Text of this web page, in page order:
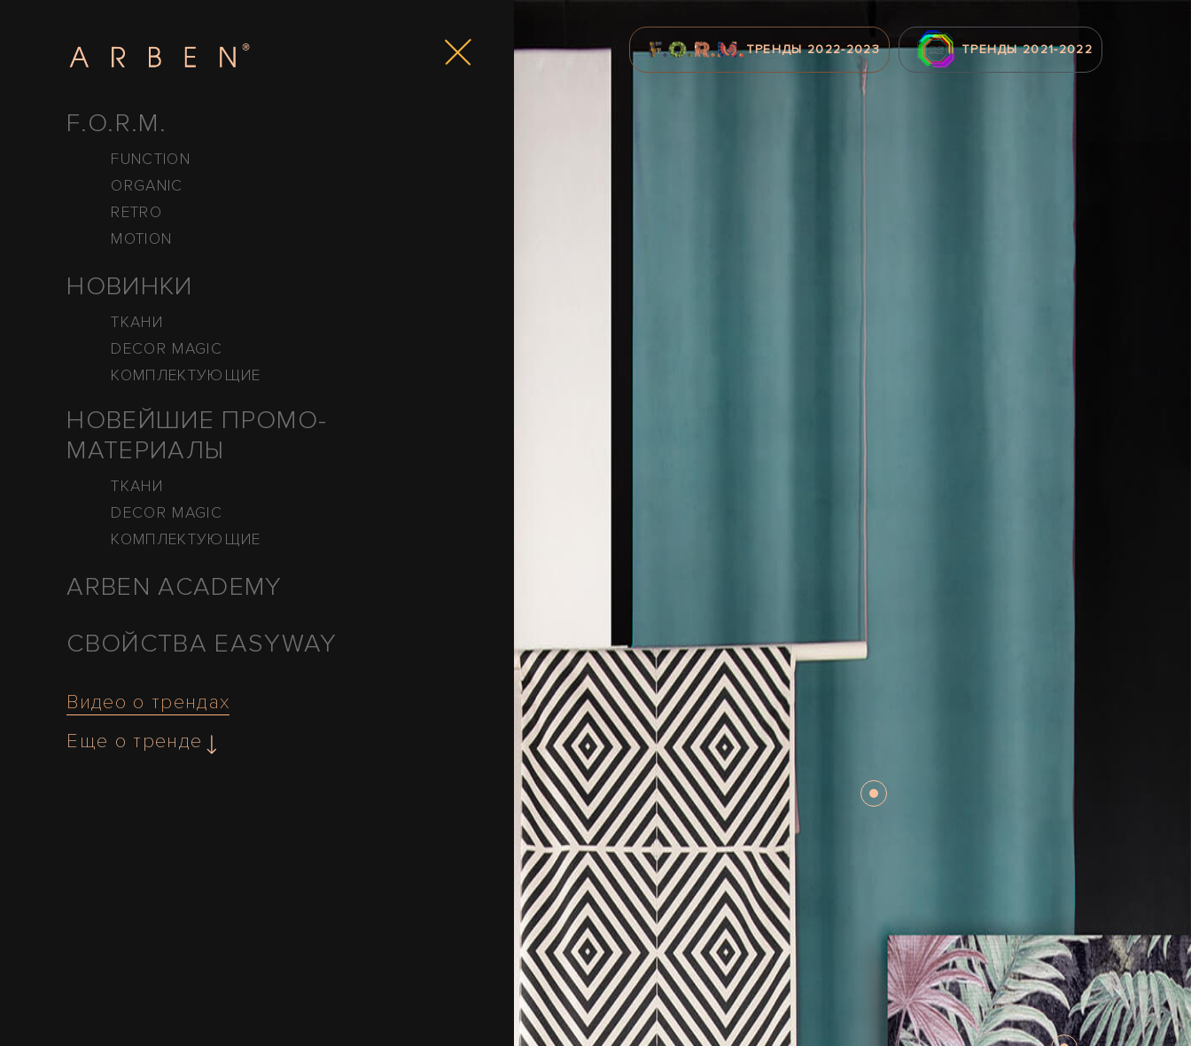
F.O.R.M.
FUNCTION
ORGANIC
RETRO
MOTION
НОВИНКИ
ТКАНИ
DECOR MAGIC
КОМПЛЕКТУЮЩИЕ
НОВЕЙШИЕ ПРОМО-
МАТЕРИАЛЫ
ТКАНИ
DECOR MAGIC
КОМПЛЕКТУЮЩИЕ
ARBEN ACADEMY
СВОЙСТВА EASYWAY
Видео о трендах
Еще о тренде
ТРЕНДЫ 2022-2023 ТРЕНДЫ 2021-2022